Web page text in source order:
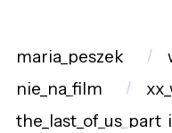
maria_peszek
nie_na_film